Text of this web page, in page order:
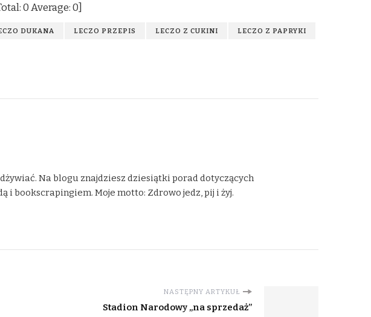
0Average:0]
DUKANA LECZO PRZEPIS LECZO Z CUKINI LECZO Z PAPRYKI
Na blogu znajdziesz dziesiątki porad dotyczących
i bookscrapingiem. Moje motto: Zdrowo jedz, pij i żyj.
NASTĘPNY ARTYKUŁ
Stadion Narodowy „na sprzedaż”